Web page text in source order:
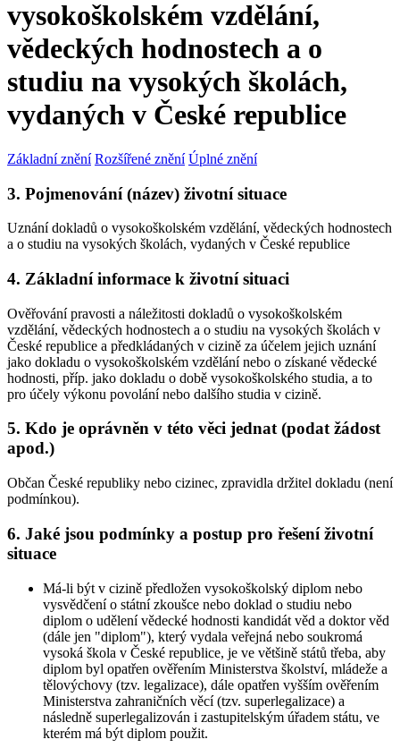
vysokoškolském vzdělání,
vědeckých hodnostech a o
studiu na vysokých školách,
vydaných v České republice
Základní znění Rozšířené znění Úplné znění
3. Pojmenování (název) životní situace
Uznání dokladů o vysokoškolském vzdělání, vědeckých hodnostech
a o studiu na vysokých školách, vydaných v České republice
4. Základní informace k životní situaci
Ověřování pravosti a náležitosti dokladů o vysokoškolském
vzdělání, vědeckých hodnostech a o studiu na vysokých školách v
České republice a předkládaných v cizině za účelem jejich uznání
jako dokladu o vysokoškolském vzdělání nebo o získané vědecké
hodnosti, příp. jako dokladu o době vysokoškolského studia, a to
pro účely výkonu povolání nebo dalšího studia v cizině.
5. Kdo je oprávněn v této věci jednat (podat žádost
apod.)
Občan České republiky nebo cizinec, zpravidla držitel dokladu (není
podmínkou).
6. Jaké jsou podmínky a postup pro řešení životní
situace
Má-li být v cizině předložen vysokoškolský diplom nebo
vysvědčení o státní zkoušce nebo doklad o studiu nebo
diplom o udělení vědecké hodnosti kandidát věd a doktor věd
(dále jen "diplom"), který vydala veřejná nebo soukromá
vysoká škola v České republice, je ve většině států třeba, aby
diplom byl opatřen ověřením Ministerstva školství, mládeže a
tělovýchovy (tzv. legalizace), dále opatřen vyšším ověřením
Ministerstva zahraničních věcí (tzv. superlegalizace) a
následně superlegalizován i zastupitelským úřadem státu, ve
kterém má být diplom použit.